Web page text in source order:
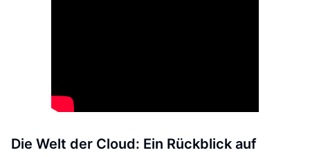
Die Welt der Cloud: Ein Rückblick auf